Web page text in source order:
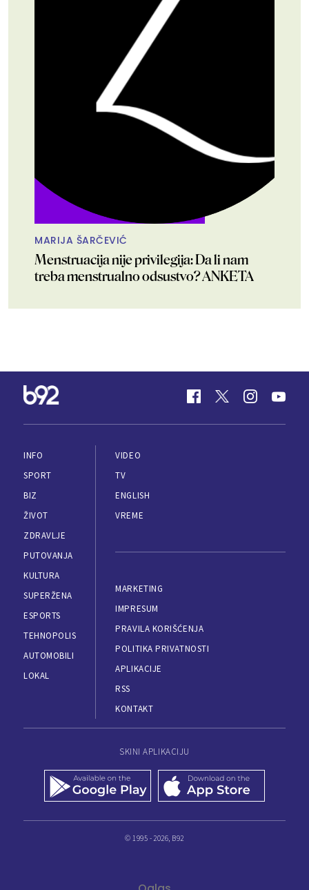
MARIJA ŠARČEVIĆ
Menstruacija nije privilegija: Da li nam
treba menstrualno odsustvo? ANKETA
INFO
SPORT
BIZ
ŽIVOT
ZDRAVLJE
PUTOVANJA
KULTURA
SUPERŽENA
ESPORTS
TEHNOPOLIS
AUTOMOBILI
LOKAL
VIDEO
TV
ENGLISH
VREME
MARKETING
IMPRESUM
PRAVILA KORIŠĆENJA
POLITIKA PRIVATNOSTI
APLIKACIJE
RSS
KONTAKT
SKINI APLIKACIJU
© 1995 - 2026, B92